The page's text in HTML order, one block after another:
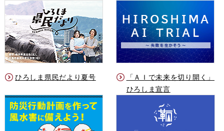
ひろしま県民だより夏号
「ＡＩで未来を切り開く」
ひろしま宣言